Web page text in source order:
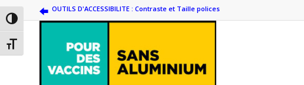
Passer en contraste élevé
Changer la taille de la police
OUTILS D'ACCESSIBILITE : Contraste et Taille polices